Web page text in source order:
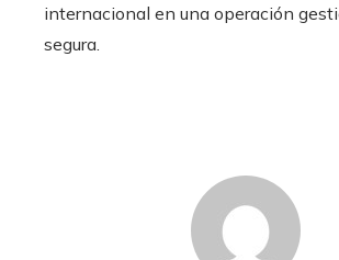
internacional en una operación
segura.